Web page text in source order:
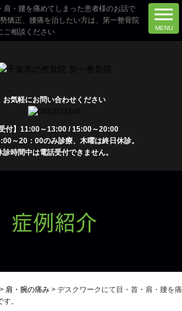
肩・腰を痛めてしまった患者様のお話で
矯正、腰痛を治したい方は、第一整骨院
ご相談ください
お気軽にお問い合わせください
受付】11:00～13:00 / 15:00～20:00
～20：00のみ診療、木曜は終日休診。
診時間中は電話受付できません。
症例紹介
> 肩・腕の痛み > デスクワークにて目・首・肩・腰を痛
。